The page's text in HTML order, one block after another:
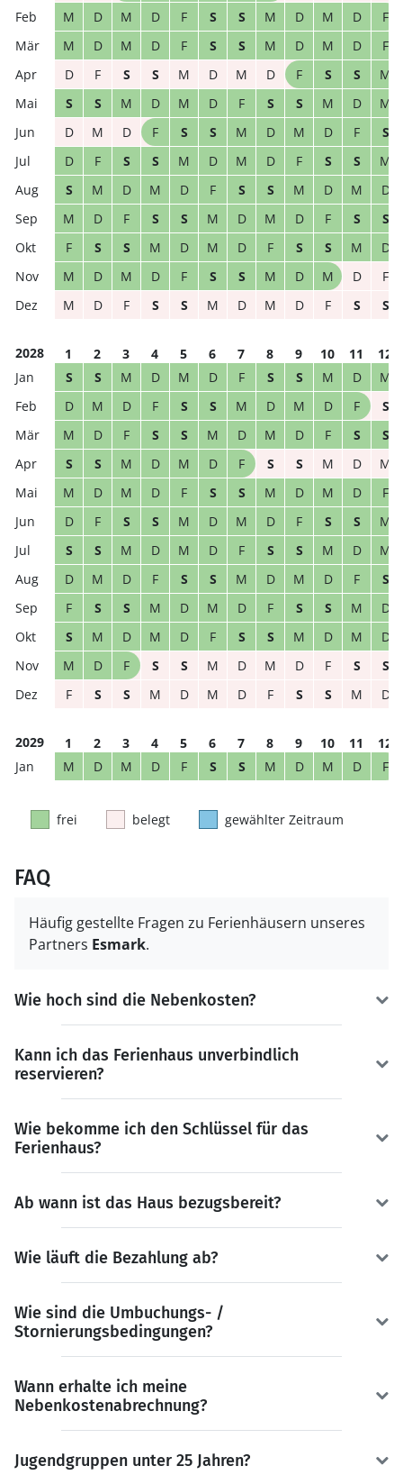
M D M D F S S M D M D
F
M
D M D F S S M D M D
F
D
F S S M D M D F S S
M
S
S M D M D F S S M D
M
D
M D F S S M D M D F
S
D
F S S M D M D F S S
M
S
M D M D F S S M D M
D
M
D F S S M D M D F S
S
F
S S M D M D F S S M
D
M
D M D F S S M D M D
F
M
D F S S M D M D F S S
2028 1 2 3 4 5 6 7 8 9 10 11
12
S
S M D M D F S S M D
M
D
M D F S S M D M D F
S
M
D F S S M D M D F S
S
S
S M D M D F S S M D
M
M
D M D F S S M D M D
F
D
F S S M D M D F S S
M
S
S M D M D F S S M D
M
D
M D F S S M D M D F
S
F
S S M D M D F S S M
D
S
M D M D F S S M D M
D
M
D F S S M D M D F S
S
F
S S M D M D F S S M D
2029 1 2 3 4 5 6 7 8 9 10 11
12
M
D M D F S S M D M D F
frei belegt gewählter Zeitraum
FAQ
Häufig gestellte Fragen zu Ferienhäusern unseres
Partners Esmark.
Wie hoch sind die Nebenkosten?
Kann ich das Ferienhaus unverbindlich
reservieren?
Wie bekomme ich den Schlüssel für das
Ferienhaus?
Ab wann ist das Haus bezugsbereit?
Wie läuft die Bezahlung ab?
Wie sind die Umbuchungs- /
Stornierungsbedingungen?
Wann erhalte ich meine
Nebenkostenabrechnung?
Jugendgruppen unter 25 Jahren?